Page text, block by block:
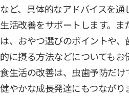
など、具体的なアドバイスを通
生活改善をサポートします。ま
は、おやつ選びのポイントや
的に摂る方法などについてもお
食生活の改善は、虫歯予防だ
健やかな成長発達にもつながり